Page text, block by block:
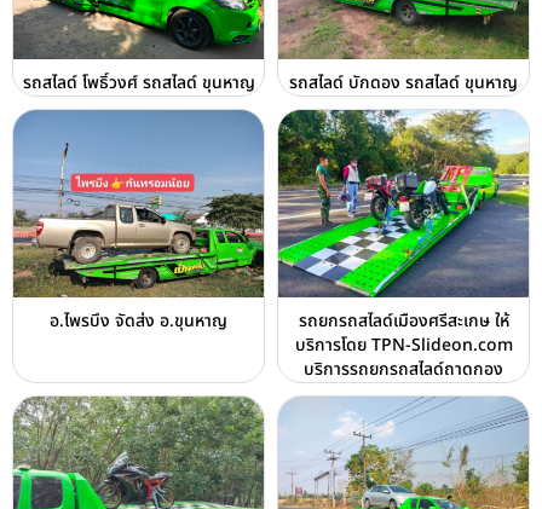
รถสไลด์ โพธิ์วงศ์ รถสไลด์ ขุนหาญ รถสไลด์ บักดอง รถสไลด์ ขุนหาญ
อ.ไพรบึง จัดส่ง อ.ขุนหาญ
รถยกรถสไลด์เมืองศรีสะเกษ ให้
บริการโดย TPN-Slideon.com
บริการรถยกรถสไลด์ถาดกอง